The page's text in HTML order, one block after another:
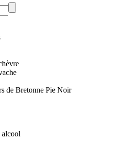
de Bretonne Pie Noir
alcool